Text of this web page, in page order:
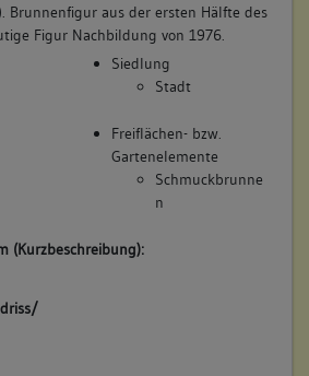
Brunnenfigur aus der ersten Hälfte des
Figur Nachbildung von 1976.
Siedlung
Stadt
Freiflächen- bzw.
Gartenelemente
Schmuckbrunne
n
(Kurzbeschreibung):